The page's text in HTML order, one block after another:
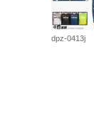
dpz-0413j